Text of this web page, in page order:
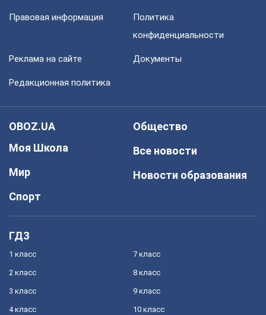
Правовая информация
Политика
конфиденциальности
Реклама на сайте Документы
Редакционная политика
OBOZ.UA
Моя Школа
Мир
Спорт
Общество
Все новости
Новости образования
ГДЗ
1 класс
2 класс
3 класс
4 класс
7 класс
8 класс
9 класс
10 класс